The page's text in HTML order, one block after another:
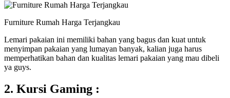
Furniture Rumah Harga Terjangkau
Lemari pakaian ini memiliki bahan yang bagus dan kuat untuk
menyimpan pakaian yang lumayan banyak, kalian juga harus
memperhatikan bahan dan kualitas lemari pakaian yang mau dibeli
ya guys.
2. Kursi Gaming :